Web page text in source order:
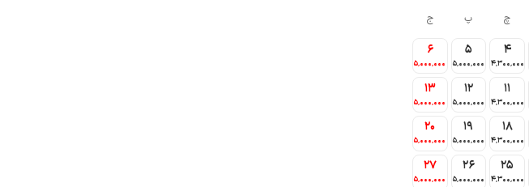
چ پ ج
4
4٬300٬000
5
5٬000٬000
6
5٬000٬000
11
4٬300٬000
12
5٬000٬000
13
5٬000٬000
18
4٬300٬000
19
5٬000٬000
20
5٬000٬000
25
4٬300٬000
26
5٬000٬000
27
5٬000٬000